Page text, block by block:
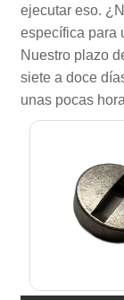
ejecutar eso.
específica para
Nuestro plazo
siete a doce
unas pocas